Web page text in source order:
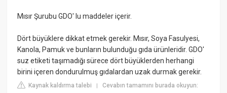
Mısır Şurubu GDO' lu maddeler içerir.
Dört büyüklere dikkat etmek gerekir. Mısır, Soya Fasulyesi,
Kanola, Pamuk ve bunların bulunduğu gıda ürünleridir. GDO'
suz etiketi taşımadığı sürece dört büyüklerden herhangi
birini içeren dondurulmuş gıdalardan uzak durmak gerekir.
Kaynak kaldırma talebi |Cevabın tamamını burada okuyun: